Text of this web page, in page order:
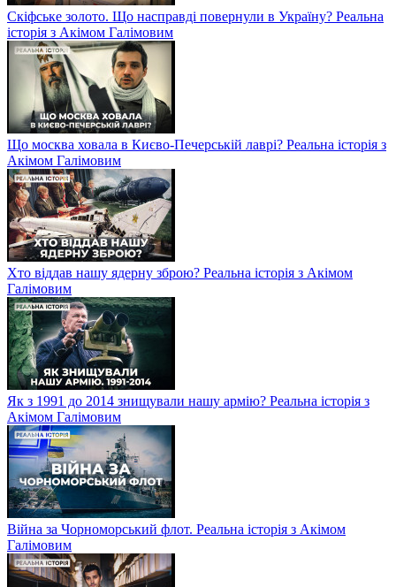
Скіфське золото. Що насправді повернули в Україну? Реальна
історія з Акімом Галімовим
Що москва ховала в Києво-Печерській лаврі? Реальна історія з
Акімом Галімовим
Хто віддав нашу ядерну зброю? Реальна історія з Акімом
Галімовим
Як з 1991 до 2014 знищували нашу армію? Реальна історія з
Акімом Галімовим
Війна за Чорноморський флот. Реальна історія з Акімом
Галімовим